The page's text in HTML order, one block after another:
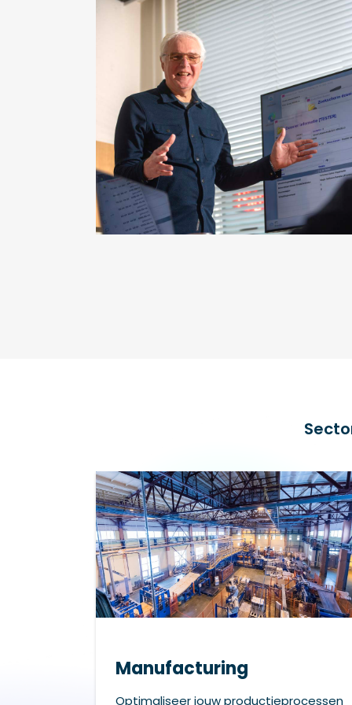
Manufacturing
Optimaliseer jouw productieprocessen